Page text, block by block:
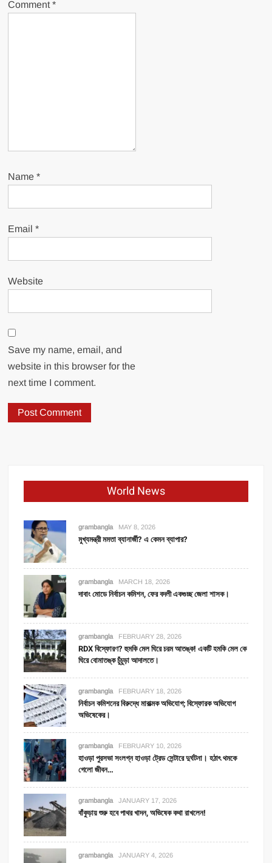
Comment*
Name*
Email*
Website
Save my name, email, and
website in this browser for the
next time I comment.
World News
grambangla MAY 8, 2026
মুখ্যমন্ত্রী মমতা ব্যানার্জী? এ কেমন ব্যাপার?
grambangla MARCH 18, 2026
দাবাং মোডে নির্বাচন কমিশন, ফের বদলী একগুচ্ছ জেলা শাসক।
grambangla FEBRUARY 28, 2026
RDX বিস্ফোরণ? হুমকি মেল ঘিরে চরম আতঙ্ক! একটি হমকি মেল কে
ঘিরে বোমাতঙ্ক চুঁচুড়া আদালতে।
grambangla FEBRUARY 18, 2026
নির্বাচন কমিশনের বিরুদ্ধে মারাত্মক অভিযোগ; বিস্ফোরক অভিযোগ
অভিষেকের।
grambangla FEBRUARY 10, 2026
হাওড়া পুরসভা সংলগ্ন হাওড়া ট্রেড সেন্টারে দুর্ঘটনা। হঠাৎ থমকে
গেলো জীবন…
grambangla JANUARY 17, 2026
বাঁকুড়ায় শুরু হবে পাথর খাদন, অভিষেক কথা রাখলেন!
grambangla JANUARY 4, 2026